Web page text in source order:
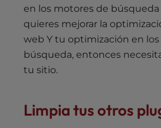
en los motores de búsqueda
quieres mejorar la
web Y tu optimización en
búsqueda, entonces
tu sitio.
Limpia tus otros